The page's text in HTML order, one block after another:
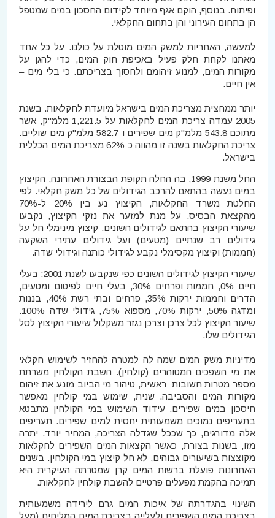
ופיתוח. בנוסף, הוקם אגף מיוחד לקידום החסכון במים שמטפל
הן בתחום העירוני והן בתחום החקלאי.
למעשה, האחריות למשק המים מוטלת על כולנו. על כל אחד
מאתנו לקחת חלק פעיל באכיפת חוק המים, כדי להגן על
מקורות המים, למנוע זיהומם ולחסוך בצריכתם. כי בלי מים –
אין חיים.
יותר ממחצית מצריכת המים בישראל מיועדת לחקלאות. בשנת
2005 עמדה צריכת המים לחקלאות על 1,221.5 מלמ"ק, אשר
מתוכם 543.8 מלמ"ק מים שפירים ו-582.7 מלמ"ק מים שוליים.
צריכת החקלאות בשנה זו מהווה כ 62% מצריכת המים הכללית
בישראל.
החל משנת 1999, בה החלה תקופת הבצורת האחרונה, הקיצוץ
במים נעשה בהתאם להרכב הגידולים של כל משק חקלאי. לפי
החלטת משרד החקלאות, הקיצוץ נע בין 20% ל-70%
מהקצאת הבסיס. על מנת למזער את נזקי הקיצוץ, נקבעו
שיעורי הקיצוץ בהתאם לגידולים השונים. קיצוץ מינימלי חל על
גידולים רב שנתיים (מטעים) ועל גידולים עתירי השקעה
(חממות) וקיצוץ מקסימלי נקבע לגידולי כותנה וגידולי שדה.
שיעורי הקיצוץ לגידולים השונים כפי שנקבעו לשנת 2001: בעלי
חיים 0%, חממות ופרחים 30%, בעלי חיים לפיטום ומטעים,
הדרים וחממות ירקות 35%, פרחים ובתי רשת 40%, בננות
ומדגה 50%, ירקות 70%, מספוא 75%, גידולי שדה 100%.
שיעור הקיצוץ לכל צרכן וצרכן נגזר משקלול שיעורי הקיצוץ לסל
הגידולים שלו.
מדיניות משק המים שמה לה למטרה להחזיר לשימוש חקלאי
את מי השפכים המטוהרים (קולחין). השבת הקולחין משרתת
מספר מטרות חשובות: ראשית, טיהור מי הביוב מונע את זיהום
מקורות המים והסביבה. שנית, שימוש במי קולחין מאפשר
חיסכון במים שפירים. עידוד השימוש במי הקולחין מתבטא
בתעריפים נמוכים משמעותית יחסית למים שפירים. תעריפים
אלה מדורגים, כך שככל שגדלה הצריכה, המחיר יורד. יתרה
מזו, בשנות בצורת, כאשר הקצאות המים השפירים לחקלאות
מקוצצות בשיעורים גבוהים, לא חל קיצוץ במי הקולחין. בשנים
האחרונות פועלת ברשות המים קרן שמטרתה העיקרית היא
תמיכה בהקמת מפעלים פרטיים להשבת קולחין לחקלאות.
השינוי בהגדרתה של איכות המים גרם לירידה משמעותית